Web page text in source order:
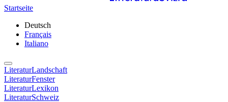
Startseite
Deutsch
Français
Italiano
LiteraturLandschaft
LiteraturFenster
LiteraturLexikon
LiteraturSchweiz